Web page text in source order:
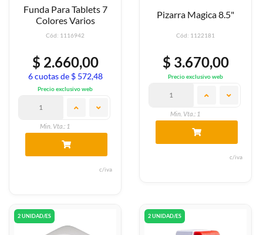
Funda Para Tablets 7
Colores Varios
Cód: 1116942
$ 2.660,00
6 cuotas de $ 572,48
Precio exclusivo web
Min. Vta.: 1
c/iva
Pizarra Magica 8.5"
Cód: 1122181
$ 3.670,00
Precio exclusivo web
Min. Vta.: 1
c/iva
2 UNIDAD/ES 2 UNIDAD/ES